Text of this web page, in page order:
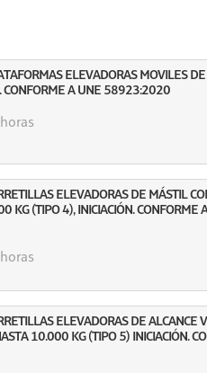
ELEVADORAS MOVILES
CONFORME A UNE 58923:2020
ELEVADORAS DE MÁSTIL
KG (TIPO 4), INICIACIÓN. CONFORME
ELEVADORAS DE ALCANCE
10.000 KG (TIPO 5) INICIACIÓN.